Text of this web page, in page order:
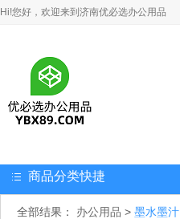
Hi!您好，欢迎来到济南优必选办公用品
商品分类快捷
全部结果： 办公用品 > 墨水墨汁